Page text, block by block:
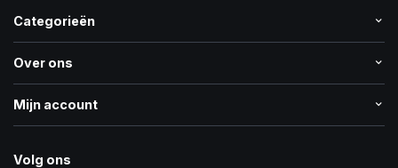
Categorieën
Over ons
Mijn account
Volg ons